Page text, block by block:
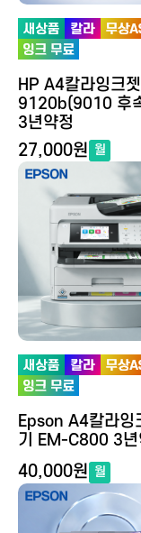
HP A4칼라잉크젯
9120b(9010 후
3년약정
27,000원 월
Epson A4칼라잉
기 EM-C800 3년
40,000원 월